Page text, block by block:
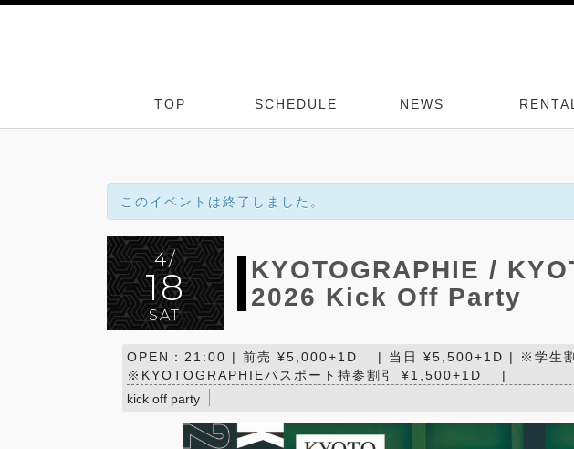
TOP SCHEDULE NEWS RENTAL
このイベントは終了しました。
4/
18
SAT
KYOTOGRAPHIE /
2026 Kick Off Party
OPEN：21:00 | 前売 ¥5,000+1D | 当日 ¥5,500+1D | ※学生
※KYOTOGRAPHIEパスポート持参割引 ¥1,500+1D |
kick off party